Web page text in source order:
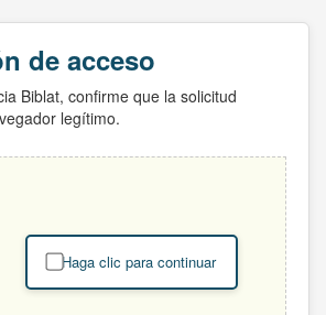
de acceso
Biblat, confirme que la solicitud
legítimo.
Haga clic para continuar